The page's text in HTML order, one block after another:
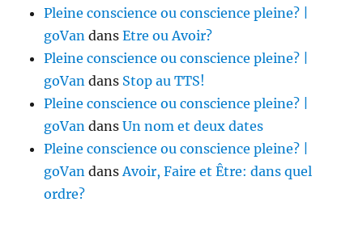
Pleine conscience ou conscience pleine? |
goVan dansEtre ou Avoir?
Pleine conscience ou conscience pleine? |
goVan dans Stop au TTS!
Pleine conscience ou conscience pleine? |
goVan dansUn nom et deux dates
Pleine conscience ou conscience pleine? |
goVan dansAvoir, Faire et Être: dans quel
ordre?